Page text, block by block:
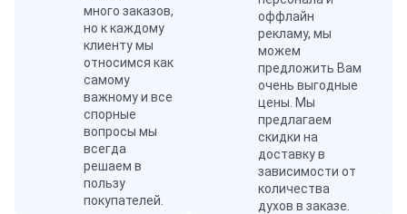
много заказов,
но к каждому
клиенту мы
относимся как
самому
важному и все
спорные
вопросы мы
всегда
решаем в
пользу
покупателей.
оффлайн
рекламу, мы
можем
предложить Вам
очень выгодные
цены. Мы
предлагаем
скидки на
доставку в
зависимости от
количества
духов в заказе.